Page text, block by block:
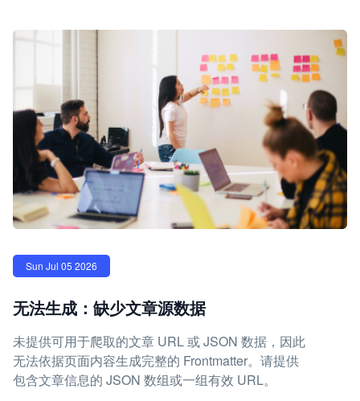
Sun Jul 05 2026
无法生成：缺少文章源数据
未提供可用于爬取的文章 URL 或 JSON 数据，因此
无法依据页面内容生成完整的 Frontmatter。请提供
包含文章信息的 JSON 数组或一组有效 URL。